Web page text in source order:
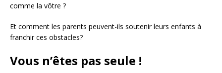
comme la vôtre ?
Et comment les parents peuvent-ils soutenir leurs enfants à
franchir ces obstacles?
Vous n’êtes pas seule !